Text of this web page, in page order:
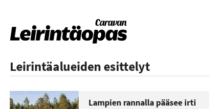
Leirintäalueiden esittelyt
Lampien rannalla pääsee irti